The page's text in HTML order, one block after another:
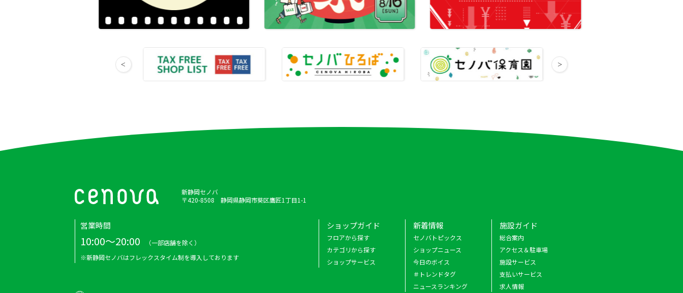
新静岡セノバ
〒420-8508 静岡県静岡市葵区鷹匠1丁目1-1
営業時間
10:00～20:00
（一部店舗を除く）
※新静岡セノバはフレックスタイム制を導入しております
ショップガイド
フロアから探す
カテゴリから探す
ショップサービス
新着情報
セノバトピックス
ショップニュース
今日のボイス
＃トレンドタグ
ニュースランキング
施設ガイド
総合案内
アクセス＆駐車場
施設サービス
支払いサービス
求人情報